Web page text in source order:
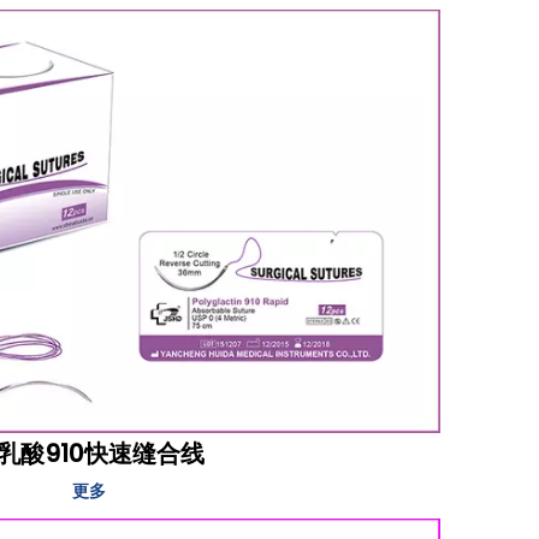
酸910快速缝合线
更多